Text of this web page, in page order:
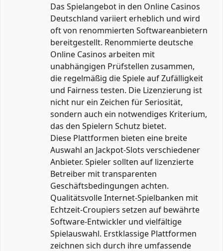
Das Spielangebot in den Online Casinos
Deutschland variiert erheblich und wird
oft von renommierten Softwareanbietern
bereitgestellt. Renommierte deutsche
Online Casinos arbeiten mit
unabhängigen Prüfstellen zusammen,
die regelmäßig die Spiele auf Zufälligkeit
und Fairness testen. Die Lizenzierung ist
nicht nur ein Zeichen für Seriosität,
sondern auch ein notwendiges Kriterium,
das den Spielern Schutz bietet.
Diese Plattformen bieten eine breite
Auswahl an Jackpot-Slots verschiedener
Anbieter. Spieler sollten auf lizenzierte
Betreiber mit transparenten
Geschäftsbedingungen achten.
Qualitätsvolle Internet-Spielbanken mit
Echtzeit-Croupiers setzen auf bewährte
Software-Entwickler und vielfältige
Spielauswahl. Erstklassige Plattformen
zeichnen sich durch ihre umfassende